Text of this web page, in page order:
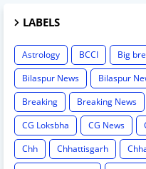
LABELS
Astrology BCCI Big
Bilaspur News
Bilaspur
Breaking
Breaking News
CG Loksbha
CG News
Chh
Chhattisgarh